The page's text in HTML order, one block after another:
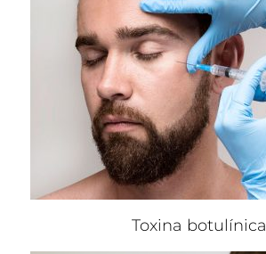
Toxina botulínica